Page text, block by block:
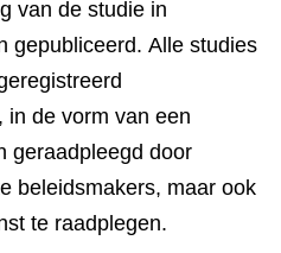
van de studie in
gepubliceerd. Alle studies
in de vorm van een
geraadpleegd door
beleidsmakers, maar ook
te raadplegen.